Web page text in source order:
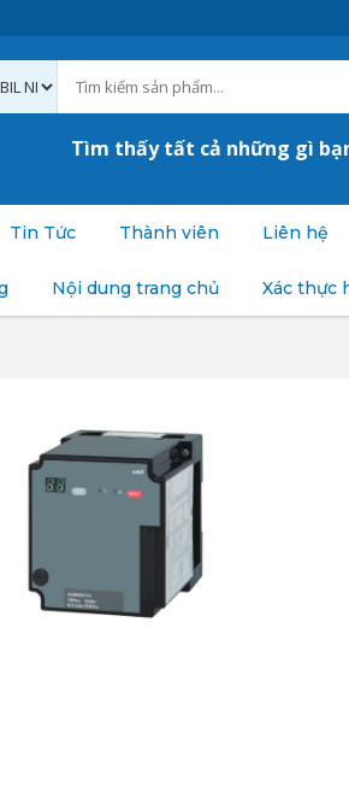
Tìm thấy tất cả những gì
Tin Tức Thành viên Liên hệ
Nội dung trang chủ Xác thực